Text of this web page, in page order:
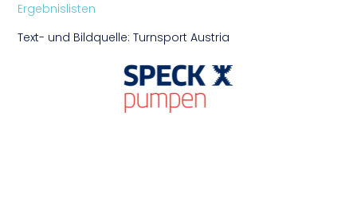
Ergebnislisten
Text- und Bildquelle: Turnsport Austria